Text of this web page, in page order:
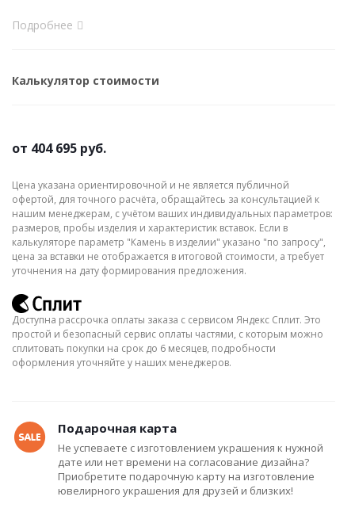
Подробнее
Калькулятор стоимости
от 404 695 руб.
Цена указана ориентировочной и не является публичной
офертой, для точного расчёта, обращайтесь за консультацией к
нашим менеджерам, с учётом ваших индивидуальных параметров:
размеров, пробы изделия и характеристик вставок. Если в
калькуляторе параметр "Камень в изделии" указано "по запросу",
цена за вставки не отображается в итоговой стоимости, а требует
уточнения на дату формирования предложения.
Доступна рассрочка оплаты заказа с сервисом Яндекс Сплит. Это
простой и безопасный сервис оплаты частями, с которым можно
сплитовать покупки на срок до 6 месяцев, подробности
оформления уточняйте у наших менеджеров.
Подарочная карта
Не успеваете с изготовлением украшения к нужной
дате или нет времени на согласование дизайна?
Приобретите подарочную карту на изготовление
ювелирного украшения для друзей и близких!